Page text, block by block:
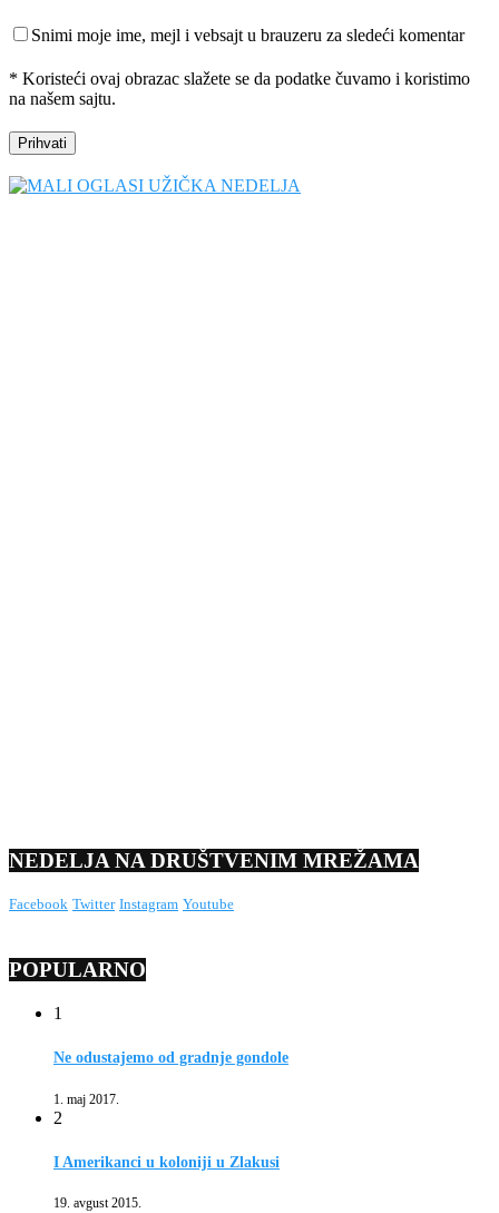
Snimi moje ime, mejl i vebsajt u brauzeru za sledeći komentar
* Koristeći ovaj obrazac slažete se da podatke čuvamo i koristimo
na našem sajtu.
NEDELJA NA DRUŠTVENIM MREŽAMA
Facebook Twitter Instagram Youtube
POPULARNO
1
Ne odustajemo od gradnje gondole
1. maj 2017.
2
I Amerikanci u koloniji u Zlakusi
19. avgust 2015.